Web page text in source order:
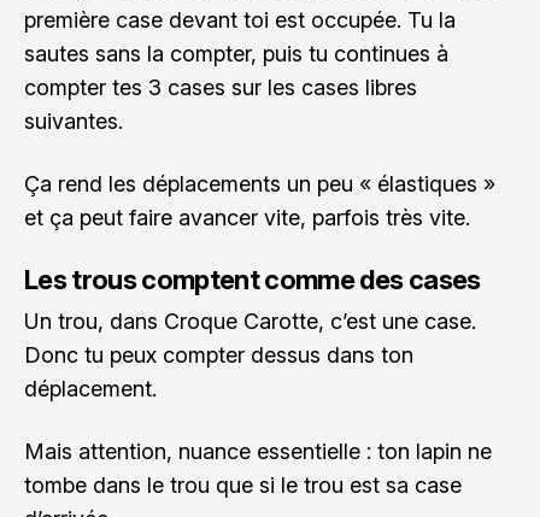
première case devant toi est occupée. Tu la
sautes sans la compter, puis tu continues à
compter tes 3 cases sur les cases libres
suivantes.
Ça rend les déplacements un peu « élastiques »
et ça peut faire avancer vite, parfois très vite.
Les trous comptent comme des cases
Un trou, dans Croque Carotte, c’est une case.
Donc tu peux compter dessus dans ton
déplacement.
Mais attention, nuance essentielle : ton lapin ne
tombe dans le trou que si le trou est sa case